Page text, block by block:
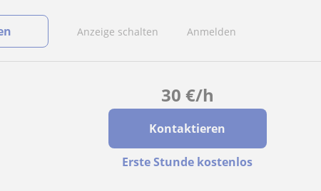
Anzeige schalten Anmelden
30 €/h
Kontaktieren
Erste Stunde kostenlos